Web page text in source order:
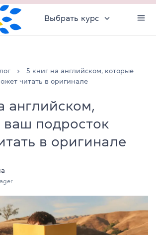
Выбрать курс
5 книг на английском, которые
читать в оригинале
английском,
ваш подросток
в оригинале